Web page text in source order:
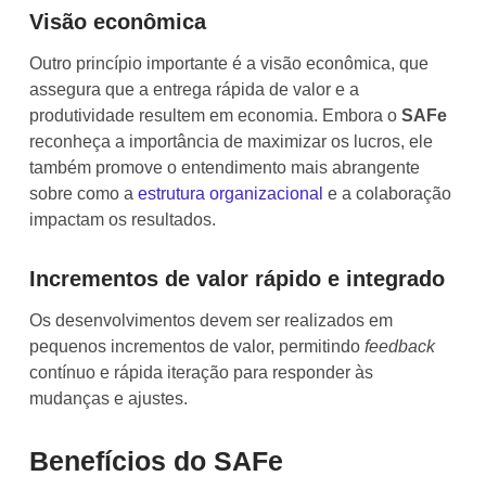
Visão econômica
Outro princípio importante é a visão econômica, que
assegura que a entrega rápida de valor e a
produtividade resultem em economia. Embora o SAFe
reconheça a importância de maximizar os lucros, ele
também promove o entendimento mais abrangente
sobre como a estrutura organizacional e a colaboração
impactam os resultados.
Incrementos de valor rápido e integrado
Os desenvolvimentos devem ser realizados em
pequenos incrementos de valor, permitindo feedback
contínuo e rápida iteração para responder às
mudanças e ajustes.
Benefícios do SAFe